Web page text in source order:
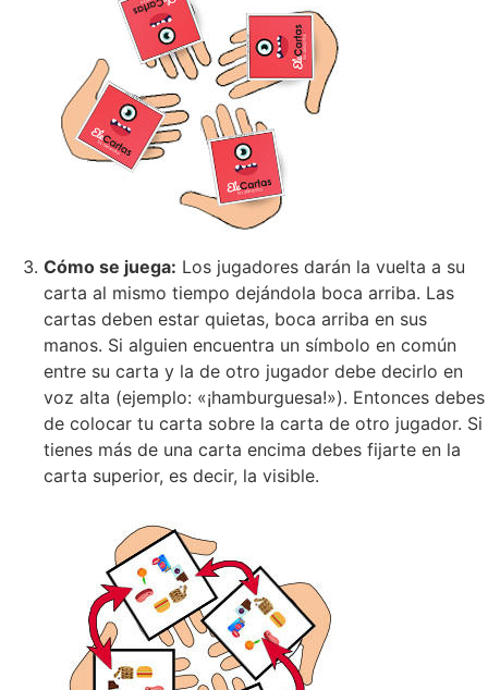
Cómo se juega: Los jugadores darán la vuelta a su
carta al mismo tiempo dejándola boca arriba. Las
cartas deben estar quietas, boca arriba en sus
manos. Si alguien encuentra un símbolo en común
entre su carta y la de otro jugador debe decirlo en
voz alta (ejemplo: «¡hamburguesa!»). Entonces debes
de colocar tu carta sobre la carta de otro jugador. Si
tienes más de una carta encima debes fijarte en la
carta superior, es decir, la visible.